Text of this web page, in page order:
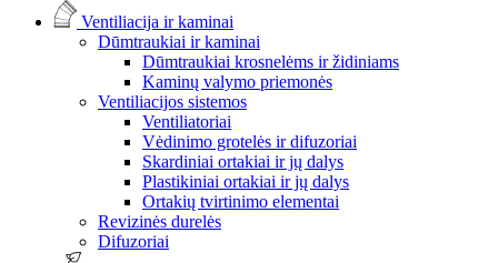
Ventiliacija ir kaminai
Dūmtraukiai ir kaminai
Dūmtraukiai krosnelėms ir židiniams
Kaminų valymo priemonės
Ventiliacijos sistemos
Ventiliatoriai
Vėdinimo grotelės ir difuzoriai
Skardiniai ortakiai ir jų dalys
Plastikiniai ortakiai ir jų dalys
Ortakių tvirtinimo elementai
Revizinės durelės
Difuzoriai